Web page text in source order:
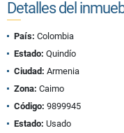
Detalles del
País: Colombia
Estado: Quindío
Ciudad: Armenia
Zona: Caimo
Código: 9899945
Estado: Usado